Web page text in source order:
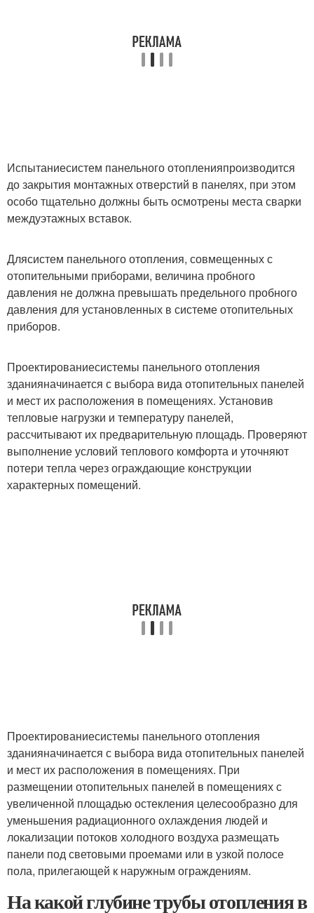
Испытаниесистем панельного отопленияпроизводится
до закрытия монтажных отверстий в панелях, при этом
особо тщательно должны быть осмотрены места сварки
междуэтажных вставок.
Длясистем панельного отопления, совмещенных с
отопительными приборами, величина пробного
давления не должна превышать предельного пробного
давления для установленных в системе отопительных
приборов.
Проектированиесистемы панельного отопления
зданияначинается с выбора вида отопительных панелей
и мест их расположения в помещениях. Установив
тепловые нагрузки и температуру панелей,
рассчитывают их предварительную площадь. Проверяют
выполнение условий теплового комфорта и уточняют
потери тепла через ограждающие конструкции
характерных помещений.
Проектированиесистемы панельного отопления
зданияначинается с выбора вида отопительных панелей
и мест их расположения в помещениях. При
размещении отопительных панелей в помещениях с
увеличенной площадью остекления целесообразно для
уменьшения радиационного охлаждения людей и
локализации потоков холодного воздуха размещать
панели под световыми проемами или в узкой полосе
пола, прилегающей к наружным ограждениям.
На какой глубине трубы отопления в